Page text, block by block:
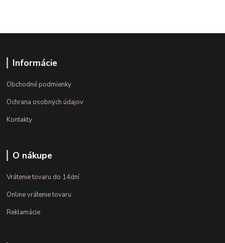
Informácie
Obchodné podmienky
Ochrana osobných údajov
Kontakty
O nákupe
Vrátenie tovaru do 14dní
Online vrátenie tovaru
Reklamácie